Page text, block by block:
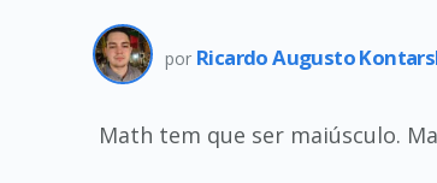
por Ricardo Augusto
Math tem que ser maiúsculo.